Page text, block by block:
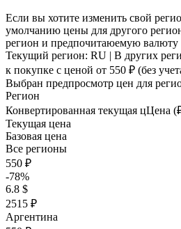
Если вы хотите изменить свой
умолчанию цены для другого
регион и предпочитаюемую валюту
Текущий регион: RU | В других
к покупке с ценой от 550 ₽ (без
Выбран предпросмотр цен для
Регион
Конвертированная текущая цЦена
Текущая цена
Базовая цена
Все регионы
550 ₽
-78%
6.8 $
2515 ₽
Аргентина